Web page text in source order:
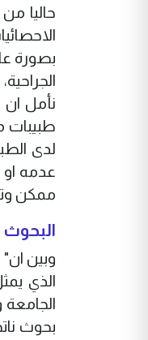
حاليا
بصورة
نأمل ان
طبيبات
لدى
عدمه
ممكن
البحوث
وبين ان"
الذي
بحوث